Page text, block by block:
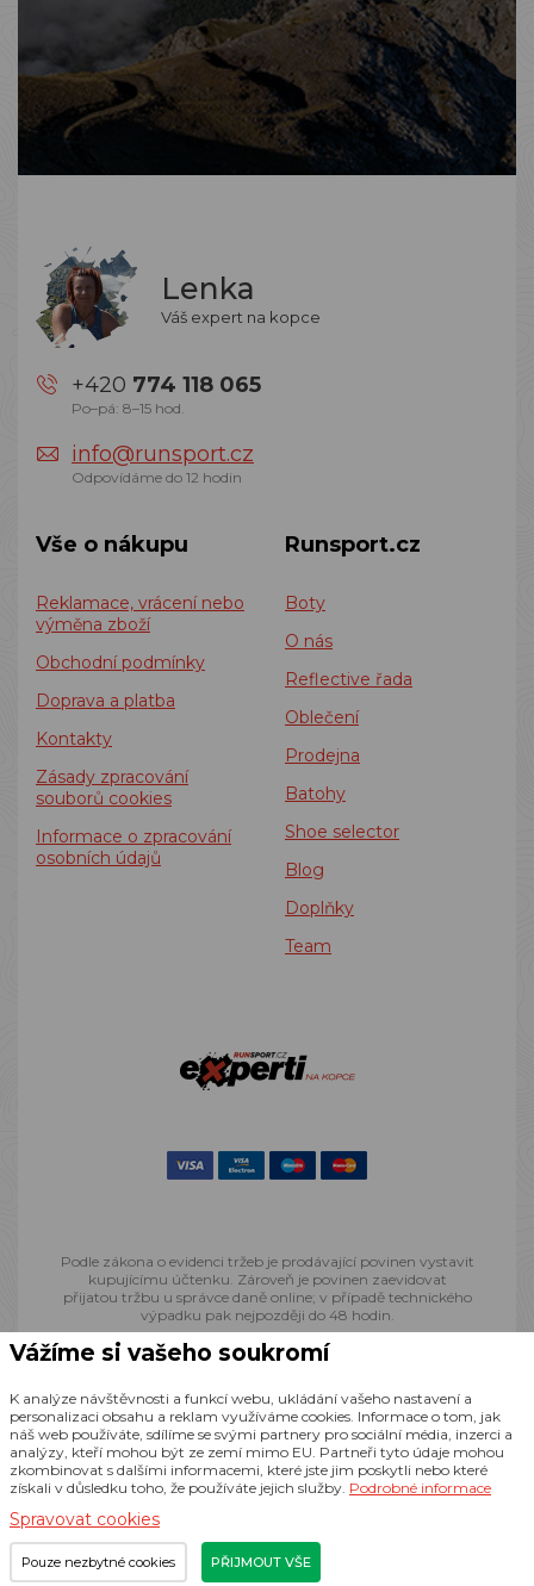
Lenka
Váš expert na kopce
+420 774 118 065
Po–pá: 8–15 hod.
info@runsport.cz
Odpovídáme do 12 hodin
Vše o nákupu
Reklamace, vrácení nebo
výměna zboží
Obchodní podmínky
Doprava a platba
Kontakty
Zásady zpracování
souborů cookies
Informace o zpracování
osobních údajů
Runsport.cz
Boty
O nás
Reflective řada
Oblečení
Prodejna
Batohy
Shoe selector
Blog
Doplňky
Team
Podle zákona o evidenci tržeb je prodávající povinen vystavit
kupujícímu účtenku. Zároveň je povinen zaevidovat
přijatou tržbu u správce daně online; v případě technického
výpadku pak nejpozději do 48 hodin.
RealizaceCZECHGROUP.cz
Vážíme si vašeho soukromí
K analýze návštěvnosti a funkcí webu, ukládání vašeho nastavení a
personalizaci obsahu a reklam využíváme cookies. Informace o tom, jak
náš web používáte, sdílíme se svými partnery pro sociální média, inzerci a
analýzy, kteří mohou být ze zemí mimo EU. Partneři tyto údaje mohou
zkombinovat s dalšími informacemi, které jste jim poskytli nebo které
získali v důsledku toho, že používáte jejich služby. Podrobné informace
Spravovat cookies
Pouze nezbytné cookies PŘIJMOUT VŠE